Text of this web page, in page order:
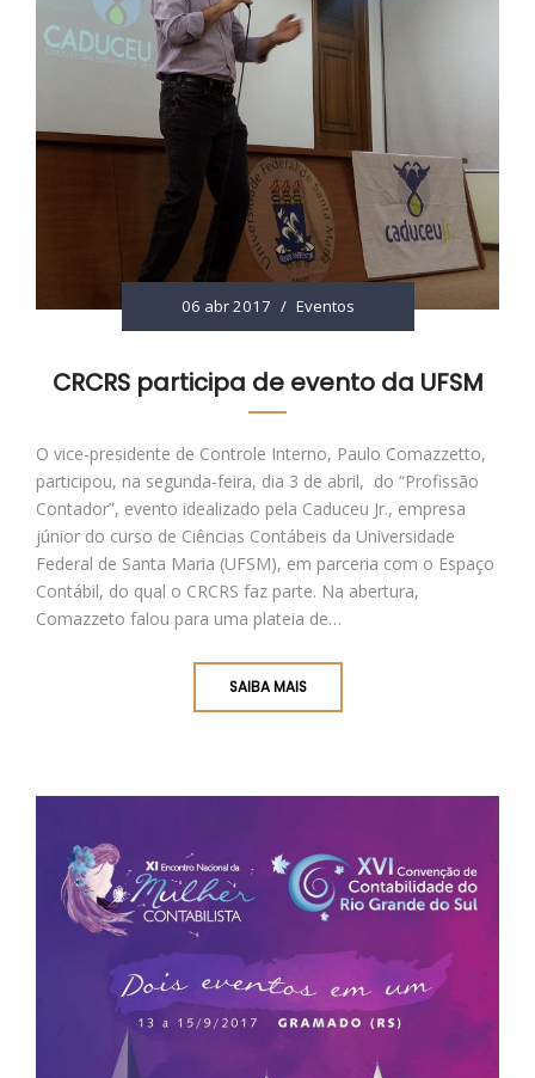
06 abr 2017 / Eventos
CRCRS participa de evento da UFSM
O vice-presidente de Controle Interno, Paulo Comazzetto,
participou, na segunda-feira, dia 3 de abril, do “Profissão
Contador”, evento idealizado pela Caduceu Jr., empresa
júnior do curso de Ciências Contábeis da Universidade
Federal de Santa Maria (UFSM), em parceria com o Espaço
Contábil, do qual o CRCRS faz parte. Na abertura,
Comazzeto falou para uma plateia de…
SAIBA MAIS